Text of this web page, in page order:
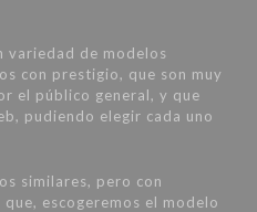
variedad de modelos
con prestigio, que son muy
el público general, y que
pudiendo elegir cada uno
similares, pero con
escogeremos el modelo